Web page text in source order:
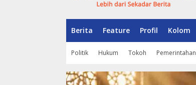
Berita Feature Profil Kolom
Politik Hukum Tokoh Pemerintahan